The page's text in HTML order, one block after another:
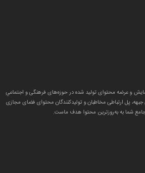
و عرضه محتوای تولید شده در حوزه‌های فرهنگی و اجتماعیِ
پل ارتباطی مخاطبان و تولید‌کنندگان محتوای فضای مجازی
شما به به‌روزترین محتوا هدف ماست.